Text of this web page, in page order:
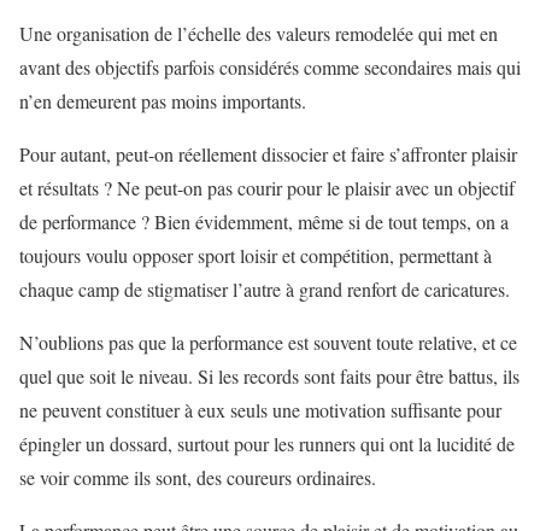
Une organisation de l’échelle des valeurs remodelée qui met en
avant des objectifs parfois considérés comme secondaires mais qui
n’en demeurent pas moins importants.
Pour autant, peut-on réellement dissocier et faire s’affronter plaisir
et résultats ? Ne peut-on pas courir pour le plaisir avec un objectif
de performance ? Bien évidemment, même si de tout temps, on a
toujours voulu opposer sport loisir et compétition, permettant à
chaque camp de stigmatiser l’autre à grand renfort de caricatures.
N’oublions pas que la performance est souvent toute relative, et ce
quel que soit le niveau. Si les records sont faits pour être battus, ils
ne peuvent constituer à eux seuls une motivation suffisante pour
épingler un dossard, surtout pour les runners qui ont la lucidité de
se voir comme ils sont, des coureurs ordinaires.